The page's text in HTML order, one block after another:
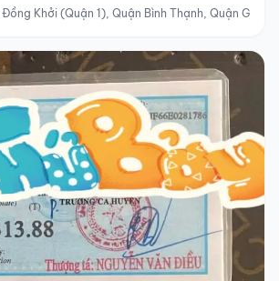
Khởi (Quận 1), Quận Bình Thạnh, Quận Gò